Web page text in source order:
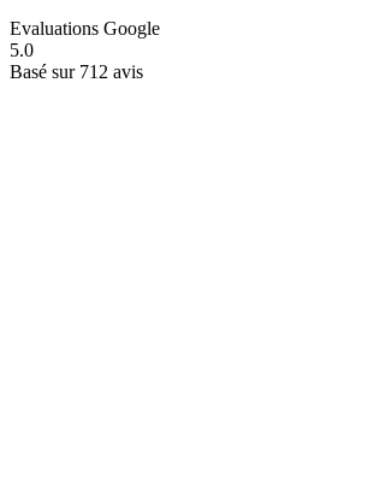
Evaluations Google
5.0
Basé sur 712 avis